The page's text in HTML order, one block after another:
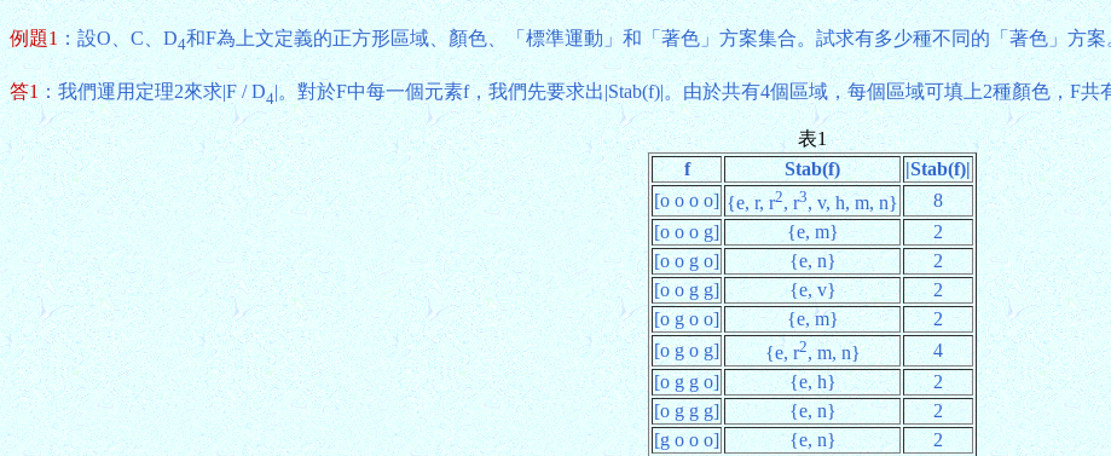
例題1：設O、C、D4和F為上文定義的正方形區域、顏色、「標準運動」和「著色」方案集合。試求有多少種不同的「著色」方案
答1：我們運用定理2來求|F / D4|。對於F中每一個元素f，我們先要求出|Stab(f)|。由於共有4個區域，每個區域可填上2種顏色，F共
表1
f
Stab(f)
|Stab(f)|
[o o o o] {e, r, r2, r3, v, h, m, n}
8
[o o o g]
{e, m}
2
[o o g o]
{e, n}
2
[o o g g]
{e, v}
2
[o g o o]
{e, m}
2
[o g o g]
{e, r2, m, n}
4
[o g g o]
{e, h}
2
[o g g g]
{e, n}
2
[g o o o]
{e, n}
2